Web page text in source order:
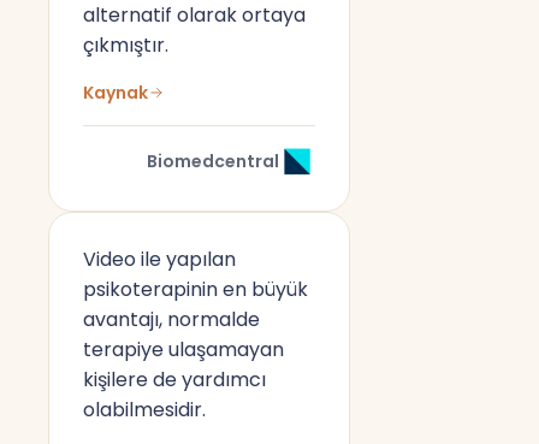
alternatif olarak ortaya
çıkmıştır.
Kaynak
Biomedcentral
Video ile yapılan
psikoterapinin en büyük
avantajı, normalde
terapiye ulaşamayan
kişilere de yardımcı
olabilmesidir.